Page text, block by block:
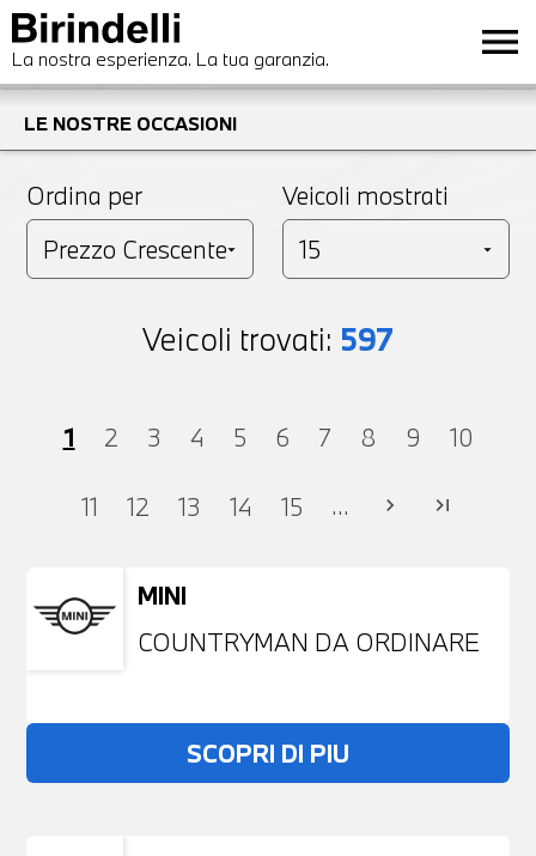
La nostra esperienza. La tua garanzia. menu
LE NOSTRE OCCASIONI
Ordina per Veicoli mostrati
Veicoli trovati: 597
1 2 3 4 5 6 7 8 9 10
11 12 13 14 15 ... chevron_right last_page
MINI
COUNTRYMAN DA ORDINARE
SCOPRI DI PIU